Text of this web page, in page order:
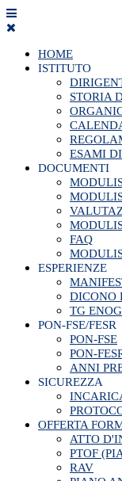
HOME
ISTITUTO
STORIA
ESAMI
DOCUMENTI
FAQ
ESPERIENZE
DICONO
TG
PON-FSE/FESR
PON-FSE
PON-
ANNI
SICUREZZA
OFFERTA
ATTO
PTOF
RAV